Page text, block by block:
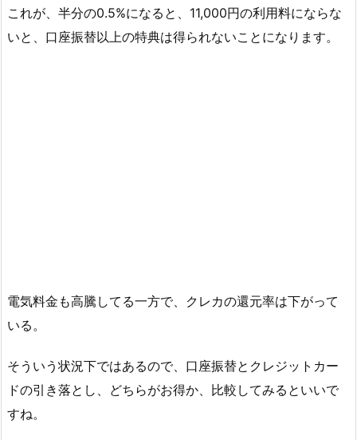
これが、半分の0.5%になると、11,000円の利用料にならな
いと、口座振替以上の特典は得られないことになります。
電気料金も高騰してる一方で、クレカの還元率は下がって
いる。
そういう状況下ではあるので、口座振替とクレジットカー
ドの引き落とし、どちらがお得か、比較してみるといいで
すね。